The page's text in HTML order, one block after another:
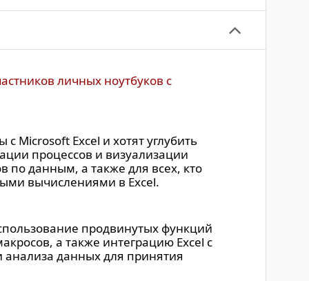
личных ноутбуков с
Microsoft Excel и хотят углубить
процессов и визуализации
по данным, а также для всех, кто
вычислениями в Excel.
продвинутых функций
а также интеграцию Excel с
данных для принятия
работе";
для себя